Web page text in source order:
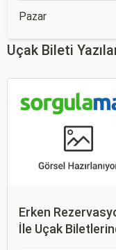
Pazar
Uçak Bileti
Erken
İle Uçak